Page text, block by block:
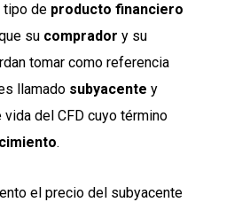
tipo de producto financiero
su comprador y su
tomar como referencia
llamado subyacente y
vida del CFD cuyo término
.
el precio del subyacente